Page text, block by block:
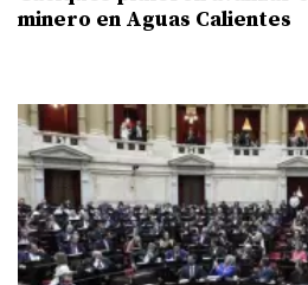
minero en Aguas Calientes